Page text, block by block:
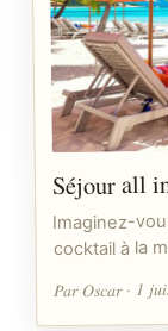
Séjour all
Imaginez-
cocktail à la
Par Oscar · 1